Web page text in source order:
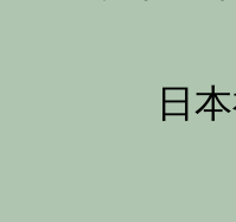
日